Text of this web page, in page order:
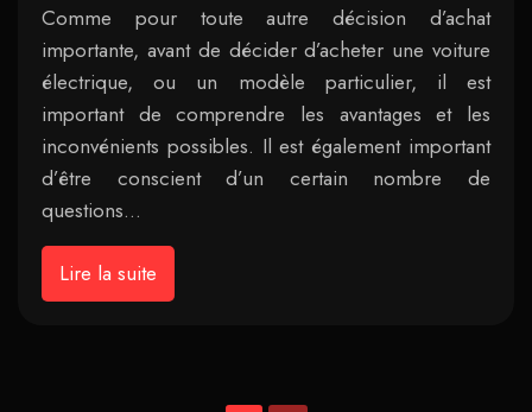
Comme pour toute autre décision d’achat
importante, avant de décider d’acheter une voiture
électrique, ou un modèle particulier, il est
important de comprendre les avantages et les
inconvénients possibles. Il est également important
d’être conscient d’un certain nombre de
questions…
Lire la suite